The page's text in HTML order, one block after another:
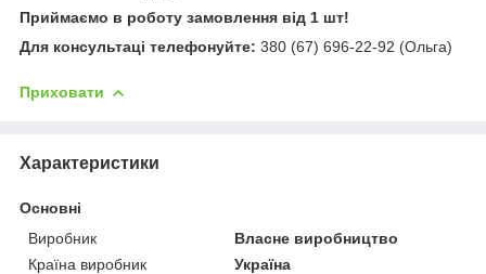
Приймаємо в роботу замовлення від 1 шт!
Для консультаці телефонуйте: 380 (67) 696-22-92 (Ольга)
Приховати
Характеристики
Основні
Виробник
Власне виробництво
Країна виробник
Україна